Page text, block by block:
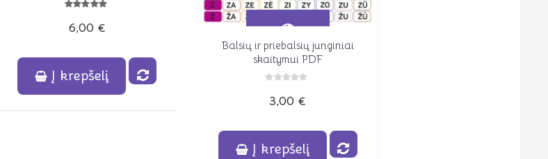
5.00
iš 5
6,00 €
Į krepšelį
Peržiūrėti
Balsių ir priebalsių junginiai
skaitymui PDF
iš
3,00 €
Į krepšelį